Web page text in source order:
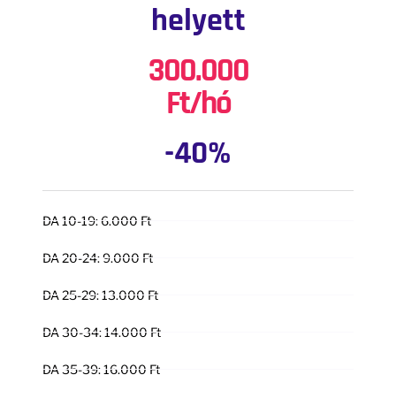
helyett
300.000
Ft/hó
-40%
DA 10-19: 6.000 Ft
DA 20-24: 9.000 Ft
DA 25-29: 13.000 Ft
DA 30-34: 14.000 Ft
DA 35-39: 16.000 Ft